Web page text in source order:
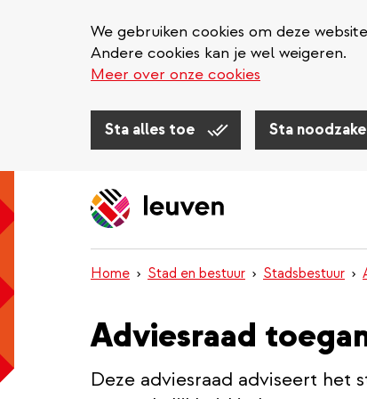
We gebruiken cookies om deze
Andere cookies kan je wel weigeren.
Meer over onze cookies
Sta alles toe Sta
Home Stad en bestuur Stadsbestuur
Adviesraad
Deze adviesraad adviseert het